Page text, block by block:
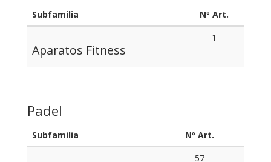
Subfamilia Nº Art.
Aparatos Fitness
1
Padel
Subfamilia Nº Art.
57